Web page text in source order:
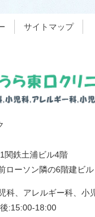
サイトマップ
関鉄土浦ビル4階
ローソン隣の6階建ビル
科、アレルギー科、小
:15:00-18:00